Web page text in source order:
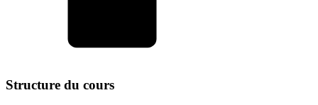
Structure du cours